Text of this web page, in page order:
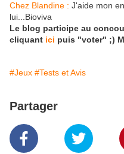
Chez Blandine : J'aide mon
lui...Bioviva
Le blog participe au
cliquant ici puis "voter" ;)
#Jeux #Tests et Avis
Partager